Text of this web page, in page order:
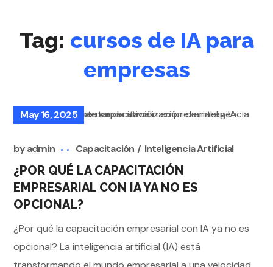
Tag: cursos de IA para
empresas
May 16, 2025
byadmin Capacitación Inteligencia Artificial
¿POR QUÉ LA CAPACITACIÓN
EMPRESARIAL CON IA YA NO ES
OPCIONAL?
¿Por qué la capacitación empresarial con IA ya no es
opcional? La inteligencia artificial (IA) está